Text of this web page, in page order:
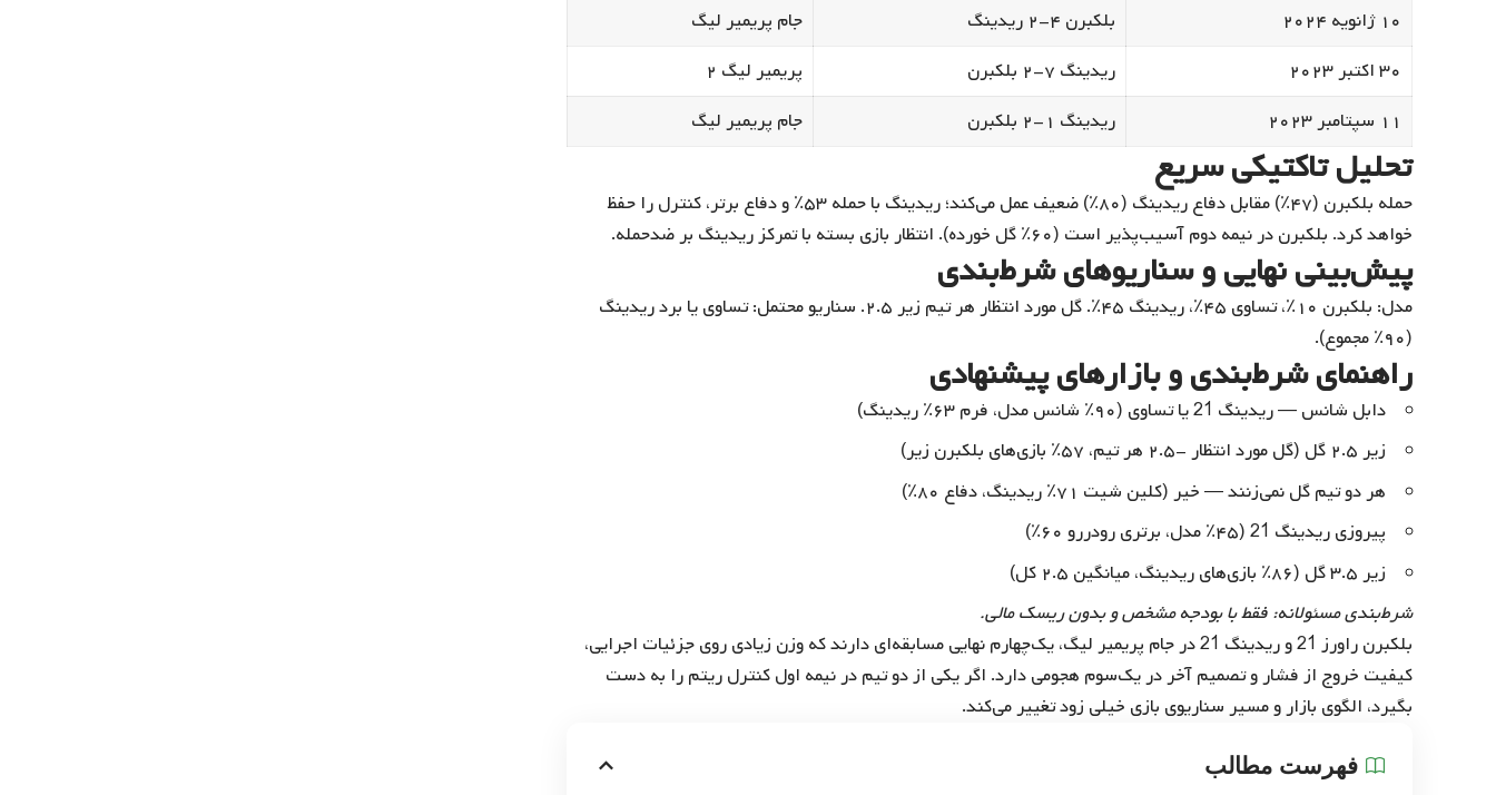
۱۰ ژانویه ۲۰۲۴
بلکبرن ۴-۲ ریدینگ
جام پریمیر لیگ
۳۰ اکتبر ۲۰۲۳
ریدینگ ۷-۲ بلکبرن
پریمیر لیگ ۲
۱۱ سپتامبر ۲۰۲۳
ریدینگ ۱-۲ بلکبرن جام پریمیر لیگ
تحلیل تاکتیکی سریع
حمله بلکبرن (۴۷٪) مقابل دفاع ریدینگ (۸۰٪) ضعیف عمل می‌کند؛ ریدینگ با حمله ۵۳٪ و دفاع برتر، کنترل را حفظ
خواهد کرد. بلکبرن در نیمه دوم آسیب‌پذیر است (۶۰٪ گل خورده). انتظار بازی بسته با تمرکز ریدینگ بر ضدحمله.
پیش‌بینی نهایی و سناریوهای شرط‌بندی
مدل: بلکبرن ۱۰٪، تساوی ۴۵٪، ریدینگ ۴۵٪. گل مورد انتظار هر تیم زیر ۲.۵. سناریو محتمل: تساوی یا برد ریدینگ
(۹۰٪ مجموع).
راهنمای شرط‌بندی و بازار‌های پیشنهادی
دابل شانس — ریدینگ 21 یا تساوی (۹۰٪ شانس مدل، فرم ۶۳٪ ریدینگ)
زیر ۲.۵ گل (گل مورد انتظار -۲.۵ هر تیم، ۵۷٪ بازی‌های بلکبرن زیر)
هر دو تیم گل نمی‌زنند — خیر (کلین شیت ۷۱٪ ریدینگ، دفاع ۸۰٪)
پیروزی ریدینگ 21 (۴۵٪ مدل، برتری رودررو ۶۰٪)
زیر ۳.۵ گل (۸۶٪ بازی‌های ریدینگ، میانگین ۲.۵ کل)
شرط‌بندی مسئولانه: فقط با بودجه مشخص و بدون ریسک مالی.
بلکبرن راورز 21 و ریدینگ 21 در جام پریمیر لیگ، یک‌چهارم نهایی مسابقه‌ای دارند که وزن زیادی روی جزئیات اجرایی،
کیفیت خروج از فشار و تصمیم آخر در یک‌سوم هجومی دارد. اگر یکی از دو تیم در نیمه اول کنترل ریتم را به دست
بگیرد، الگوی بازار و مسیر سناریوی بازی خیلی زود تغییر می‌کند.
فهرست مطالب